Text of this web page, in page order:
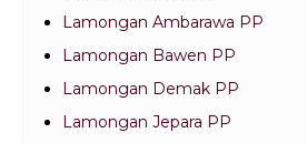
Lamongan Ambarawa PP
Lamongan Bawen PP
Lamongan Demak PP
Lamongan Jepara PP